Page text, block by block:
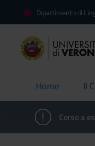
Dipartimento di
Home
current Il
Corso a